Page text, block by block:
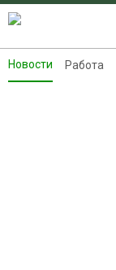
Новости
Новости Работа